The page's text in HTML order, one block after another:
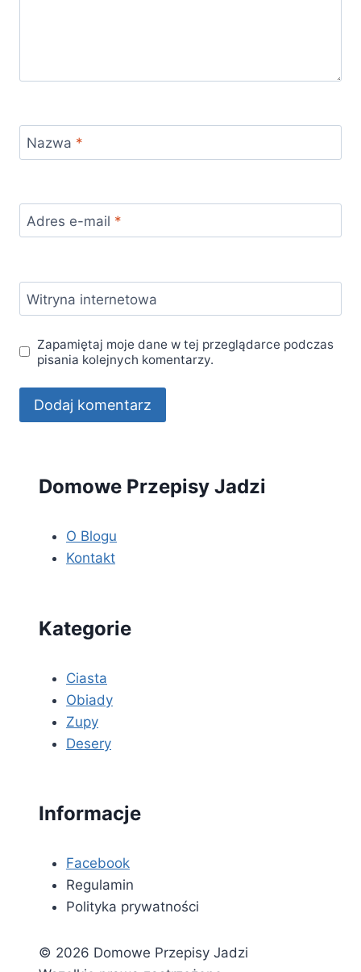
Nazwa *
Adres e-mail *
Witryna internetowa
Zapamiętaj moje dane w tej przeglądarce podczas
pisania kolejnych komentarzy.
Domowe Przepisy Jadzi
O Blogu
Kontakt
Kategorie
Ciasta
Obiady
Zupy
Desery
Informacje
Facebook
Regulamin
Polityka prywatności
© 2026 Domowe Przepisy Jadzi